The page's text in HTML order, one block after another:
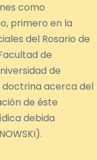
como
primero en la
del Rosario de
de
de
doctrina acerca del
de éste
debida